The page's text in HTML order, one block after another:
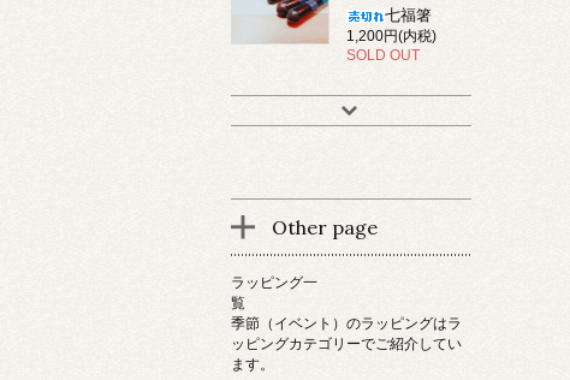
七福箸
1,200円(内税)
SOLD OUT
Other page
ラッピング一
覧
季節（イベント）のラッピングはラ
ッピングカテゴリーでご紹介してい
ます。